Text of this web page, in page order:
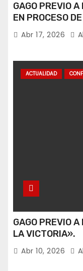
GAGO PREVIO
EN PROCESO
Abr 17, 2026
ACTUALIDAD
GAGO PREVIO
LA VICTORIA».
Abr 10, 2026